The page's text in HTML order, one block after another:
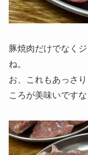
豚焼肉だけでなく
ね。
お、これもあっさ
ころが美味いですな